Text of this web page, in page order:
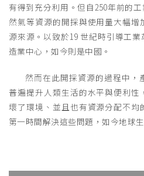
有得到充分利用。但自250年前的
然氣等資源的開採與使用量大幅
源來源。以致於19 世紀時引導工
造業中心，如今則是中國。
然而在此開採資源的過程中，
普遍提升人類生活的水平與便利
壞了環境、並且也有資源分配不
第一時間解決這些問題，如今地球